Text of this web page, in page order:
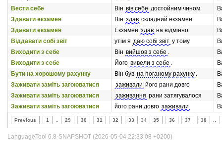
Вести себе Він вів себе достойним чином
Здавати екзамен
Він здав складний екзамен
Здавати екзамен
Екзамен здав на відмінно.
Віддавати собі звіт
утім я даю собі звіт у тому
Виходити з себе
Він вийшов з себе .
Виходити з себе
Його вивели з себе .
Бути на хорошому рахунку
Він був на поганому рахунку .
Заживати заміть загоюватися
заживали його рани довго
Заживати заміть загоюватися
заживання рани затягувалося
Заживати заміть загоюватися
його рани довго заживали
Previous 1 29 30 31 32 33 34 35 36 37 38
LanguageTool 6.8-SNAPSHOT (2026-05-04 22:33:08 +0200)